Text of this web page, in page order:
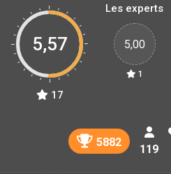
5,57
17
Les experts
5,00
1
5882
119